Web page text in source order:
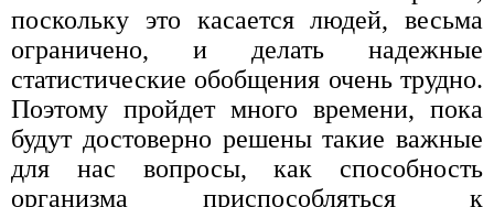
поскольку это касается людей, весьма
ограничено, и делать надежные
статистические обобщения очень трудно.
Поэтому пройдет много времени, пока
будут достоверно решены такие важные
для нас вопросы, как способность
организма приспособляться к